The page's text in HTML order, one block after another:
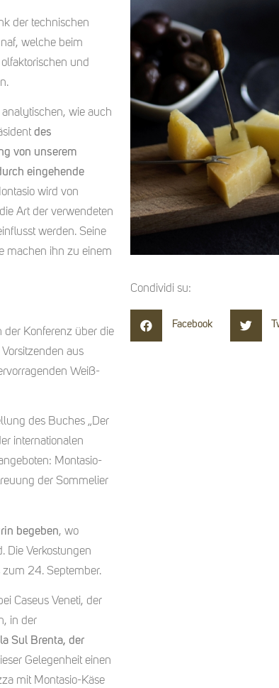
der technischen
welche beim
und
wie auch
des
von unserem
eingehende
wird von
Art der verwendeten
werden. Seine
machen ihn zu einem
der Konferenz über die
aus
Weiß-
des Buches „Der
internationalen
Montasio-
der Sommelier
begeben, wo
Die Verkostungen
zum 24. September.
Caseus Veneti, der
in der
Sul Brenta, der
Gelegenheit einen
mit Montasio-Käse
Condividi su:
Facebook